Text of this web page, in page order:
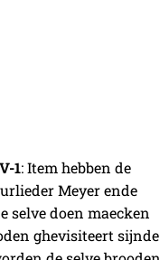
1: Item hebben de
Meyer ende
selve doen maecken
ghevisiteert sijnde